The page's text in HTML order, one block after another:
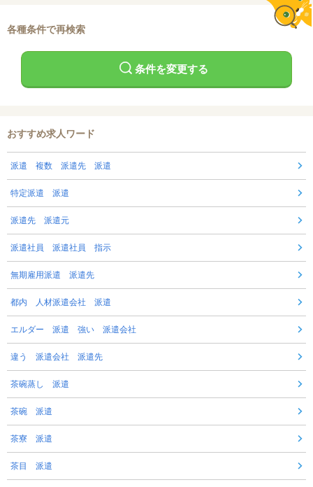
各種条件で再検索
条件を変更する
おすすめ求人ワード
派遣 複数 派遣先 派遣
特定派遣 派遣
派遣先 派遣元
派遣社員 派遣社員 指示
無期雇用派遣 派遣先
都内 人材派遣会社 派遣
エルダー 派遣 強い 派遣会社
違う 派遣会社 派遣先
茶碗蒸し 派遣
茶碗 派遣
茶寮 派遣
茶目 派遣